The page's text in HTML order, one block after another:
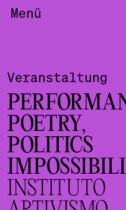
Menü
Veranstaltung
POETRY,